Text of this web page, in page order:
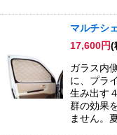
マルチシ
17,600円(
ガラス内
に、プラ
生み出す
群の効果
ません。